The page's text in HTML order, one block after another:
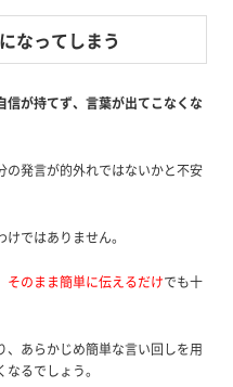
なってしまう
が持てず、言葉が出てこなくな
発言が的外れではないかと不安
ではありません。
そのまま簡単に伝えるだけでも十
あらかじめ簡単な言い回しを用
るでしょう。